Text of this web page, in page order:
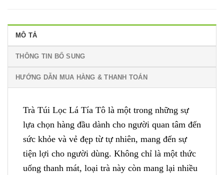
MÔ TẢ
THÔNG TIN BỔ SUNG
HƯỚNG DẪN MUA HÀNG & THANH TOÁN
Trà Túi Lọc Lá Tía Tô là một trong những sự
lựa chọn hàng đầu dành cho người quan tâm đến
sức khỏe và vẻ đẹp từ tự nhiên, mang đến sự
tiện lợi cho người dùng. Không chỉ là một thức
uống thanh mát, loại trà này còn mang lại nhiều